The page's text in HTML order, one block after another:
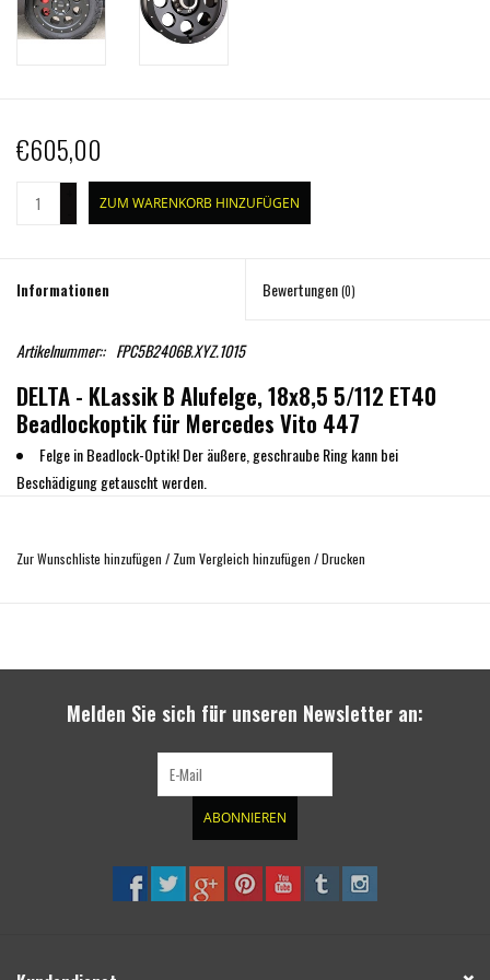
€605,00
ZUM WARENKORB HINZUFÜGEN
Informationen Bewertungen(0)
Artikelnummer:: FPC5B2406B.XYZ.1015
DELTA - KLassik B Alufelge, 18x8,5 5/112 ET40
Beadlockoptik für Mercedes Vito 447
Felge in Beadlock-Optik! Der äußere, geschraube Ring kann bei
Beschädigung getauscht werden.
Traglast 1100 kg
Zur Wunschliste hinzufügen / Zum Vergleich hinzufügen /Drucken
Melden Sie sich für unseren Newsletter an:
ABONNIEREN